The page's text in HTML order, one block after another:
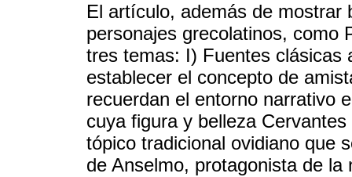
El artículo, además de mostrar
personajes grecolatinos, como
tres temas: I) Fuentes clásicas
establecer el concepto de
recuerdan el entorno narrativo
cuya figura y belleza
tópico tradicional ovidiano que
de Anselmo, protagonista de la